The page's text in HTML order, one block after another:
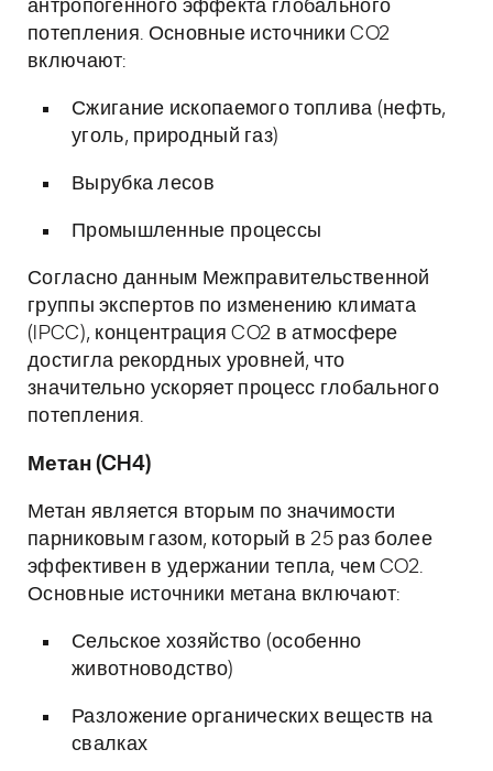
антропогенного эффекта глобального
потепления. Основные источники CO2
включают:
Сжигание ископаемого топлива (нефть,
уголь, природный газ)
Вырубка лесов
Промышленные процессы
Согласно данным Межправительственной
группы экспертов по изменению климата
(IPCC), концентрация CO2 в атмосфере
достигла рекордных уровней, что
значительно ускоряет процесс глобального
потепления.
Метан (CH4)
Метан является вторым по значимости
парниковым газом, который в 25 раз более
эффективен в удержании тепла, чем CO2.
Основные источники метана включают:
Сельское хозяйство (особенно
животноводство)
Разложение органических веществ на
свалках